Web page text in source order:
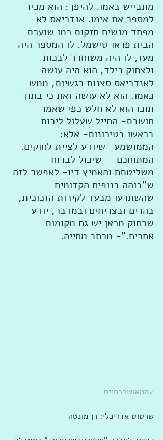
מתבייש באמו. להיפך: הוא מכיר
למספר את אימו. אנדריאס לא
מפחד מנשים חזקות כמו שוערת
הבית פראו טישמל. לו המספר היה
מעז, לו היה משוחרר לבכות
ולצחוק כילד, הוא היה עושה
לאנדריאס סצנות רגשיות, ממש
כאמו. הוא לא עושה זאת כי בתוך
תוכו הוא לא חלש כפי שאמו
חושבת- החייל שעלול לירות
בראשו בטירונות- אלא:
הממושמע- שיודע לציית לחוקים.
המתוחכם -  שיכול לברוח
משליטתם והאמיץ דיו- לאפשר לזה
ש"בוהה בנופים הקדומים
שהשתרעו מבעד לקירות הזכוכית,
בהרים ובצריחים ובמדבר, יודע
שרחוק מכאן יש גם מקומות
אחרים."- מרחב מחייה.
#המאושרבחיים
שרטוט אדריכלי: רן מונטה